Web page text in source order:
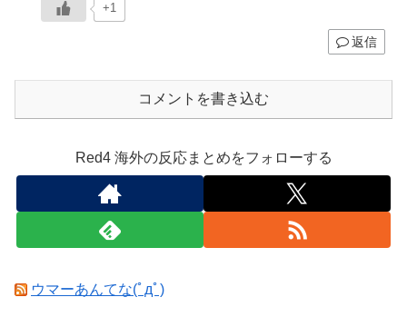
+1
返信
コメントを書き込む
Red4 海外の反応まとめをフォローする
ウマーあんてな(ﾟдﾟ)